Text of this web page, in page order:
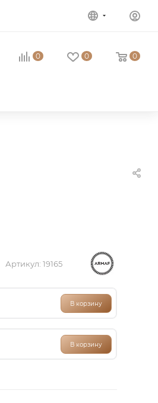
0 0 0
Артикул: 19165
В корзину
В корзину